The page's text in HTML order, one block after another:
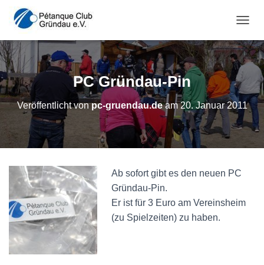
PC Gründau-Pin
Veröffentlicht vonpc-gruendau.deam20. Januar 2011
Ab sofort gibt es den neuen PC
Gründau-Pin.
Er ist für 3 Euro am Vereinsheim
(zu Spielzeiten) zu haben.